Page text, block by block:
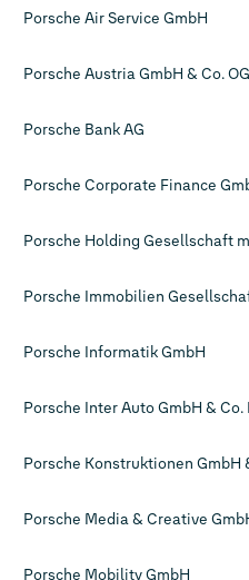
Porsche Air Service GmbH
Porsche Austria GmbH & Co. OG
Porsche Bank AG
Porsche Corporate Finance
Porsche Holding Gesellschaft
Porsche Immobilien
Porsche Informatik GmbH
Porsche Inter Auto GmbH & Co.
Porsche Konstruktionen GmbH
Porsche Media & Creative
Porsche Mobility GmbH